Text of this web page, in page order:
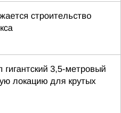
строительство
гигантский 3,5-метровый
локацию для крутых